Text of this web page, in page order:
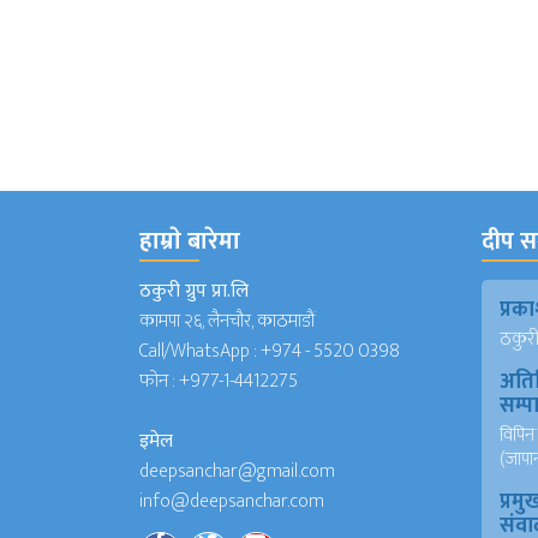
हाम्राे बारेमा
ठकुरी ग्रुप प्रा.लि
कामपा २६, लैनचौर, काठमाडौं
Call/WhatsApp :+974 - 5520 0398
फोन :+977-1-4412275
इमेल
deepsanchar@gmail.com
info@deepsanchar.com
दीप
ठकुरी